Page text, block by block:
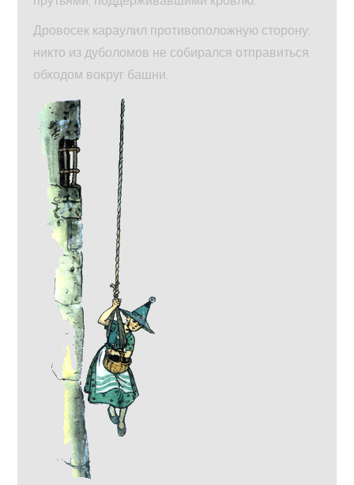
Дровосек караулил противоположную сторону:
никто из дуболомов не собирался отправиться
обходом вокруг башни.